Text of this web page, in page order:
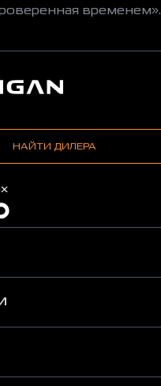
временем».
НАЙТИ ДИЛЕРА